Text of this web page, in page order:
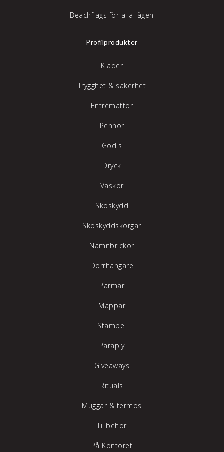
Beachflags för alla lägen
Profilprodukter
Kläder
Trygghet & säkerhet
Entrémattor
Pennor
Godis
Dryck
Väskor
Skoskydd
Skoskyddskorgar
Namnbrickor
Dörrhängare
Pärmar
Mappar
Stämpel
Paraply
Giveaways
Rituals
Muggar & termos
Tillbehör
På Kontoret